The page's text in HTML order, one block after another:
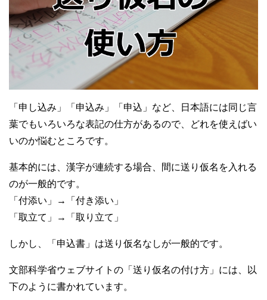
「申し込み」「申込み」「申込」など、日本語には同じ言
葉でもいろいろな表記の仕方があるので、どれを使えばい
いのか悩むところです。
基本的には、漢字が連続する場合、間に送り仮名を入れる
のが一般的です。
「付添い」→「付き添い」
「取立て」→「取り立て」
しかし、「申込書」は送り仮名なしが一般的です。
文部科学省ウェブサイトの「送り仮名の付け方」には、以
下のように書かれています。